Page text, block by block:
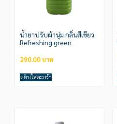
น้ำยาปรับผ้านุ่ม กลิ่นสีเขียว
Refreshing green
290.00
หยิบใส่ตะกร้า